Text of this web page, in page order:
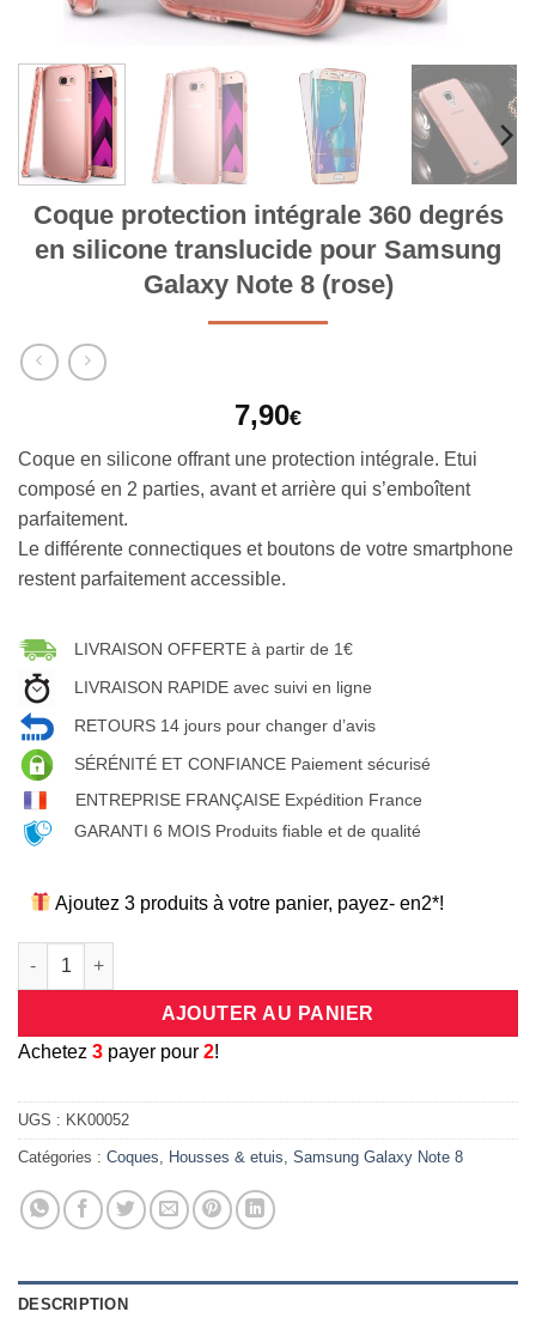
Coque protection intégrale 360 degrés
en silicone translucide pour Samsung
Galaxy Note 8 (rose)
7,90€
Coque en silicone offrant une protection intégrale. Etui
composé en 2 parties, avant et arrière qui s’emboîtent
parfaitement.
Le différente connectiques et boutons de votre smartphone
restent parfaitement accessible.
LIVRAISON OFFERTE à partir de 1€
LIVRAISON RAPIDE avec suivi en ligne
RETOURS 14 jours pour changer d’avis
SÉRÉNITÉ ET CONFIANCE Paiement sécurisé
ENTREPRISE FRANÇAISE Expédition France
GARANTI 6 MOIS Produits fiable et de qualité
Ajoutez 3 produits à votre panier, payez- en2*!
quantité de Coque protection intégrale 360 degrés en
AJOUTER AU PANIER
Achetez 3 payer pour 2!
UGS : KK00052
Catégories : Coques Housses & etuis Samsung Galaxy Note 8
DESCRIPTION